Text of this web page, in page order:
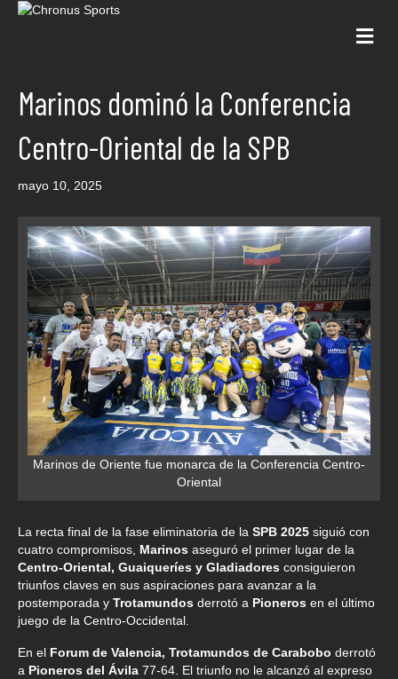
Marinos dominó la Conferencia
Centro-Oriental de la SPB
mayo 10, 2025
Marinos de Oriente fue monarca de la Conferencia Centro-
Oriental
La recta final de la fase eliminatoria de la SPB 2025 siguió con
cuatro compromisos, Marinos aseguró el primer lugar de la
Centro-Oriental, Guaiqueríes y Gladiadores consiguieron
triunfos claves en sus aspiraciones para avanzar a la
postemporada y Trotamundos derrotó a Pioneros en el último
juego de la Centro-Occidental.
En el Forum de Valencia, Trotamundos de Carabobo derrotó
a Pioneros del Ávila 77-64. El triunfo no le alcanzó al expreso